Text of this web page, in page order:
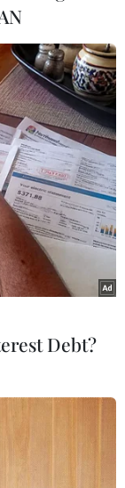
quá sớm
tịch cử tri
Trump
chối cung
Thượng
Debt?